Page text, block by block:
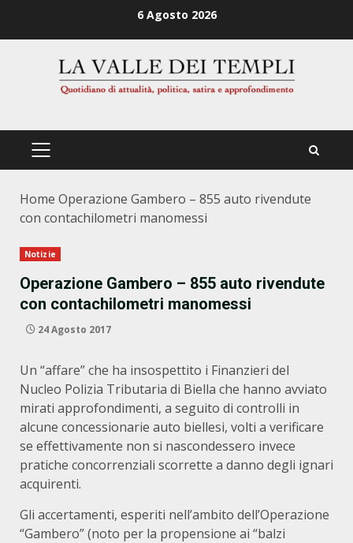
6 Agosto 2026
PRIMÄRES
Home Operazione Gambero – 855 auto rivendute
con contachilometri manomessi
Notizie
Operazione Gambero – 855 auto rivendute
con contachilometri manomessi
24 Agosto 2017
Un “affare” che ha insospettito i Finanzieri del
Nucleo Polizia Tributaria di Biella che hanno avviato
mirati approfondimenti, a seguito di controlli in
alcune concessionarie auto biellesi, volti a verificare
se effettivamente non si nascondessero invece
pratiche concorrenziali scorrette a danno degli ignari
acquirenti.
Gli accertamenti, esperiti nell’ambito dell’Operazione
“Gambero” (noto per la propensione ai “balzi